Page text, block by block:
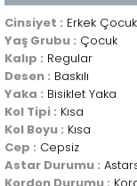
Cinsiyet : Erkek Çocuk
Yaş Grubu : Çocuk
Kalıp : Regular
Desen : Baskılı
Yaka : Bisiklet Yaka
Kol Tipi : Kısa
Kol Boyu : Kısa
Cep : Cepsiz
Astar Durumu :